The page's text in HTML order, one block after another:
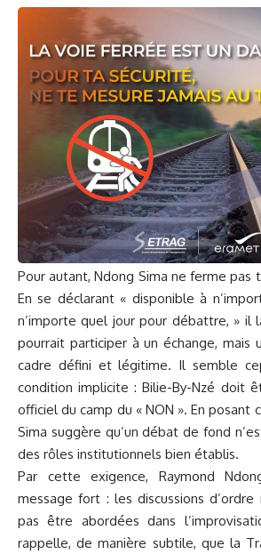
Pour autant, Ndong Sima ne ferme
En se déclarant « disponible à
n’importe quel jour pour débattre, » il
pourrait participer à un échange, mais
cadre défini et légitime. Il semble
condition implicite : Bilie-By-Nzé doit
officiel du camp du « NON ». En posant
Sima suggère qu’un débat de fond
des rôles institutionnels bien établis.
Par cette exigence, Raymond
message fort : les discussions
pas être abordées dans
rappelle, de manière subtile, que la